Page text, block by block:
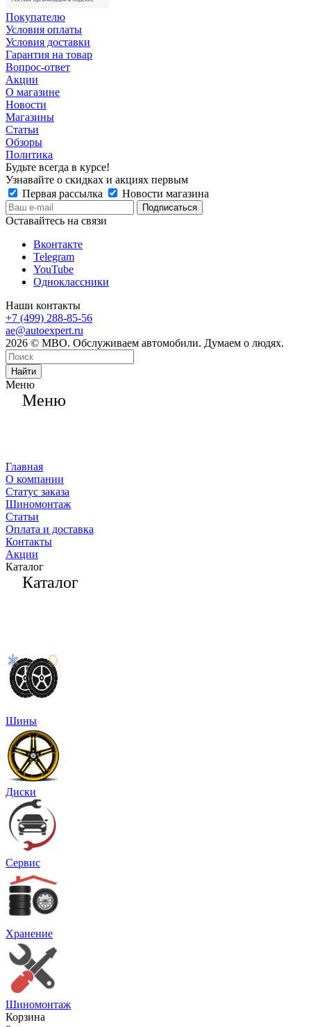
Покупателю
Условия оплаты
Условия доставки
Гарантия на товар
Вопрос-ответ
Акции
О магазине
Новости
Магазины
Статьи
Обзоры
Политика
Будьте всегда в курсе!
Узнавайте о скидках и акциях первым
Первая рассылка
Новости магазина
Оставайтесь на связи
Вконтакте
Telegram
YouTube
Одноклассники
Наши контакты
+7 (499) 288-85-56
ae@autoexpert.ru
2026 © МВО. Обслуживаем автомобили. Думаем о людях.
Найти
Меню
Меню
Главная
О компании
Статус заказа
Шиномонтаж
Статьи
Оплата и доставка
Контакты
Акции
Каталог
Каталог
Шины
Диски
Сервис
Хранение
Шиномонтаж
Корзина